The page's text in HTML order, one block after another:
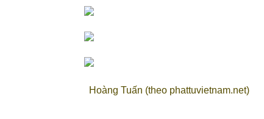
Hoàng Tuấn (theo phattuvietnam.net)